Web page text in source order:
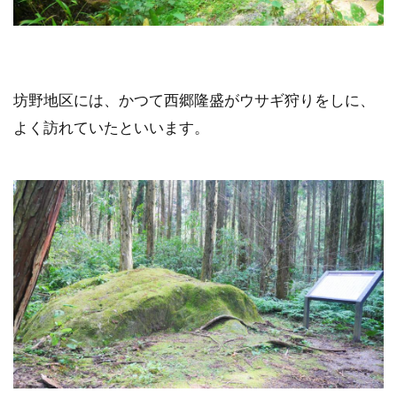
坊野地区には、かつて西郷隆盛がウサギ狩りをしに、
よく訪れていたといいます。